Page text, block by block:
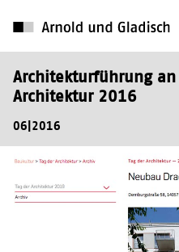
Architekturführung an
Architektur 2016
06|2016